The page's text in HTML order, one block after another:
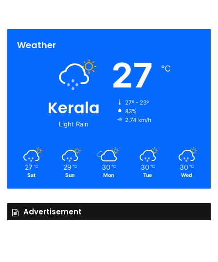
Weather
Kerala
Light Rain
27 ℃
27º - 23º
83%
2.74 km/h
27 ℃
Sat
29 ℃
Sun
30 ℃
Mon
30 ℃
Tue
30 ℃
Wed
Advertisement